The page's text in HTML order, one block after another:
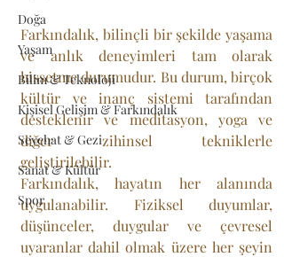
Doğa
Yaşam
Bilim & Teknoloji
Kişisel Gelişim & Farkındalık
Seyehat & Gezi
Sanat & Kültür
Spor
Farkındalık, bilinçli bir şekilde yaşama
ve anlık deneyimleri tam olarak
hissetme durumudur. Bu durum, birçok
kültür ve inanç sistemi tarafından
desteklenir ve meditasyon, yoga ve
diğer zihinsel tekniklerle
geliştirilebilir.
Farkındalık, hayatın her alanında
uygulanabilir. Fiziksel duyumlar,
düşünceler, duygular ve çevresel
uyaranlar dahil olmak üzere her şeyin